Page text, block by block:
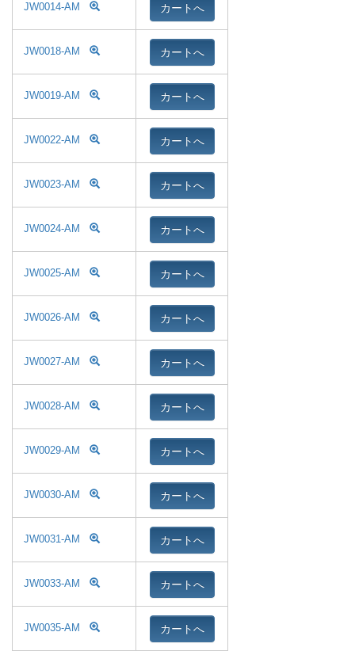
JW0014-AM カートへ
JW0018-AM カートへ
JW0019-AM カートへ
JW0022-AM カートへ
JW0023-AM カートへ
JW0024-AM カートへ
JW0025-AM カートへ
JW0026-AM カートへ
JW0027-AM カートへ
JW0028-AM カートへ
JW0029-AM カートへ
JW0030-AM カートへ
JW0031-AM カートへ
JW0033-AM カートへ
JW0035-AM カートへ